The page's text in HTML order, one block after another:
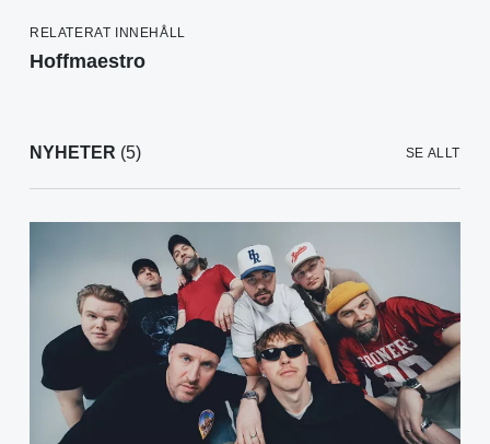
RELATERAT INNEHÅLL
Hoffmaestro
NYHETER (5) SE ALLT